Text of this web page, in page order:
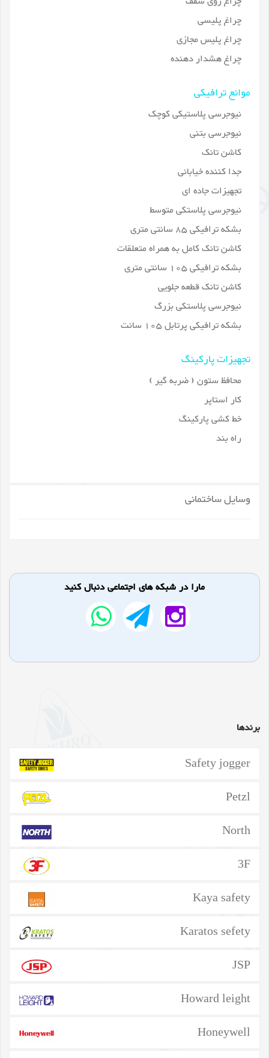
چراغ پلیسی
چراغ پلیس مجازی
چراغ هشدار دهنده
موانع ترافیکی
نیوجرسی پلاستیکی کوچک
نیوجرسی بتنی
کاشن تانک
جدا کننده خیابانی
تجهیزات جاده ای
نیوجرسی پلاستکی متوسط
بشکه ترافیکی 85 سانتی متری
کاشن تانک کامل به همراه متعلقات
بشکه ترافیکی 105 سانتی متری
کاشن تانک قطعه جلویی
نیوجرسی پلاستکی بزرگ
بشکه ترافیکی پرتابل 105 سانت
تجهیزات پارکینگ
محافظ ستون ( ضربه گیر )
کار استاپر
خط کشی پارکینگ
راه بند
وسایل ساختمانی
مارا در شبکه های اجتماعی دنبال کنید
برندها
Safety jogger
Petzl
North
3F
Kaya safety
Karatos sefety
JSP
Howard leight
Honeywell